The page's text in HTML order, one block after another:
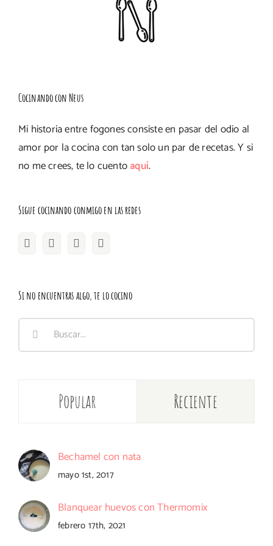
Cocinando con Neus
Mi historia entre fogones consiste en pasar del odio al
amor por la cocina con tan solo un par de recetas. Y si
no me crees, te lo cuentoaquí.
Sigue cocinando conmigo en las redes
Si no encuentras algo, te lo cocino
Popular Reciente
Bechamel con nata
mayo 1st, 2017
Blanquear huevos con Thermomix
febrero 17th, 2021